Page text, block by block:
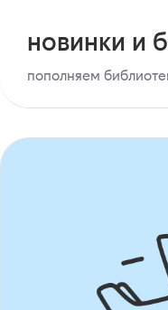
новинки и
пополняем